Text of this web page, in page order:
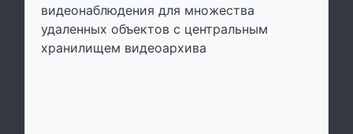
видеонаблюдения для множества
удаленных объектов с центральным
хранилищем видеоархива